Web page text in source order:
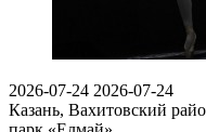
2026-07-24 2026-07-24
Казань, Вахитовский